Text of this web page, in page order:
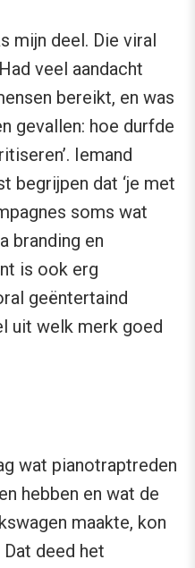
mijn deel. Die viral
veel aandacht
bereikt, en was
gevallen: hoe durfde
Iemand
begrijpen dat ‘je met
soms wat
branding en
is ook erg
geëntertaind
uit welk merk goed
wat pianotraptreden
hebben en wat de
maakte, kon
deed het